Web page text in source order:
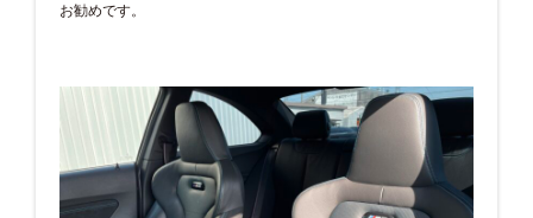
お勧めです。